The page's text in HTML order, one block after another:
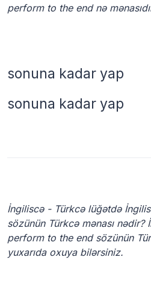
perform to the end nə
sonuna kadar yap
sonuna kadar yap
İngiliscə - Türkcə lüğətdə
sözünün Türkcə mənası
perform to the end sözünün
yuxarıda oxuya bilərsiniz.